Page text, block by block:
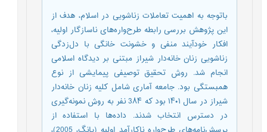
باتوجه ‌به اهمیت تعاملات زناشویی در اسلام، هدف از
این پژوهش بررسی رابطه طرح‌واره‌های ناسازگار اولیه،
افکار خودآیند منفی و خشونت خانگی با دل‌زدگی
زناشویی زنان خانه‌دار شیراز مبتنی بر دیدگاه اسلامی
انجام شد. روش تحقیق توصیفی پیمایشی از نوع
همبستگی بود. جامعه آماری شامل کلیه زنان خانه‌دار
شیراز در سال ۱۴۰۱ بود که 3۸۴ نفر به روش نمونه‌گیری
در دسترس انتخاب شدند. داده‌ها با استفاده از